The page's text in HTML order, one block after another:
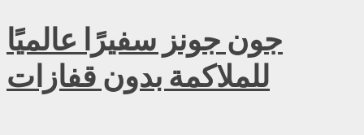
جون جونز سفيرًا عالميًا
للملاكمة بدون قفازات